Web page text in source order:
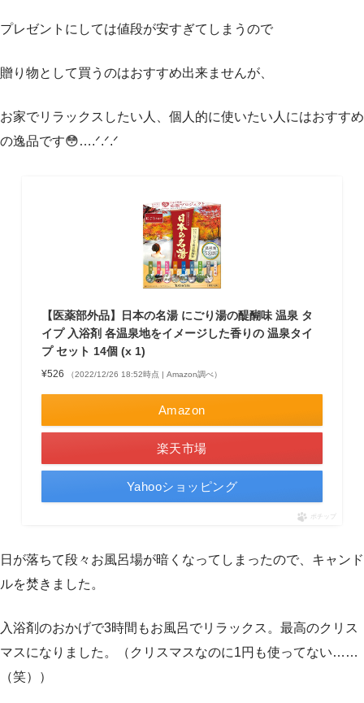
プレゼントにしては値段が安すぎてしまうので
贈り物として買うのはおすすめ出来ませんが、
お家でリラックスしたい人、個人的に使いたい人にはおすすめ
の逸品です😳‪….ᐟ‪‪‪.ᐟ‪‪‪.ᐟ‪‪‪
【医薬部外品】日本の名湯 にごり湯の醍醐味 温泉 タ
イプ 入浴剤 各温泉地をイメージした香りの 温泉タイ
プ セット 14個 (x 1)
¥526 （2022/12/26 18:52時点 | Amazon調べ）
Amazon
楽天市場
Yahooショッピング
ポチップ
日が落ちて段々お風呂場が暗くなってしまったので、キャンド
ルを焚きました。
入浴剤のおかげで3時間もお風呂でリラックス。最高のクリス
マスになりました。（クリスマスなのに1円も使ってない……
（笑））